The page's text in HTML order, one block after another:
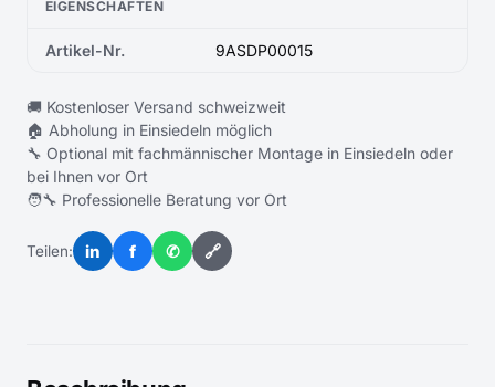
EIGENSCHAFTEN
Artikel-Nr. 9ASDP00015
🚚 Kostenloser Versand schweizweit
🏠 Abholung in Einsiedeln möglich
🔧 Optional mit fachmännischer Montage in Einsiedeln oder
bei Ihnen vor Ort
🧑‍🔧 Professionelle Beratung vor Ort
Teilen: in f ✆ 🔗